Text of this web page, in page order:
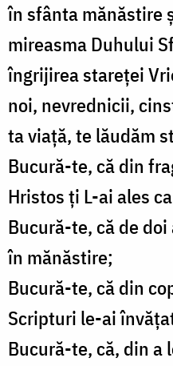
în sfânta mănăstire
mireasma Duhului
îngrijirea stareţei
noi, nevrednicii,
ta viaţă, te lăudăm
Bucură-te, că din
Hristos ţi L-ai ales
Bucură-te, că de
în mănăstire;
Bucură-te, că din
Scripturi le-ai
Bucură-te, că, din a